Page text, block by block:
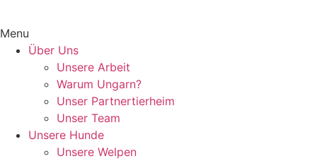
Menu
Über Uns
Unsere Arbeit
Warum Ungarn?
Unser Partnertierheim
Unser Team
Unsere Hunde
Unsere Welpen